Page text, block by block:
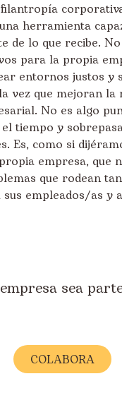
herramienta
de lo que recibe.
para la propia
entornos justos y
vez que mejoran
No es algo
tiempo y
Es, como si
empresa, que
que rodean
empleados/as y
sea
COLABORA